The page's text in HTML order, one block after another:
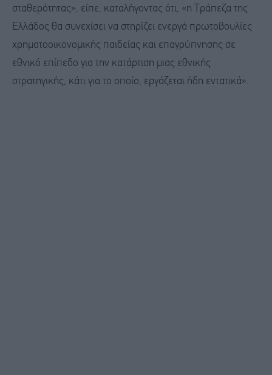
σταθερότητας», είπε, καταλήγοντας ότι, «η Τράπεζα της
Ελλάδος θα συνεχίσει να στηρίζει ενεργά πρωτοβουλίες
χρηματοοικονομικής παιδείας και επαγρύπνησης σε
εθνικό επίπεδο για την κατάρτιση μιας εθνικής
στρατηγικής, κάτι για το οποίο, εργάζεται ήδη εντατικά».